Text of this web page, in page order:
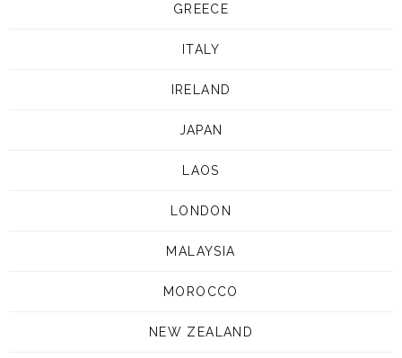
GREECE
ITALY
IRELAND
JAPAN
LAOS
LONDON
MALAYSIA
MOROCCO
NEW ZEALAND